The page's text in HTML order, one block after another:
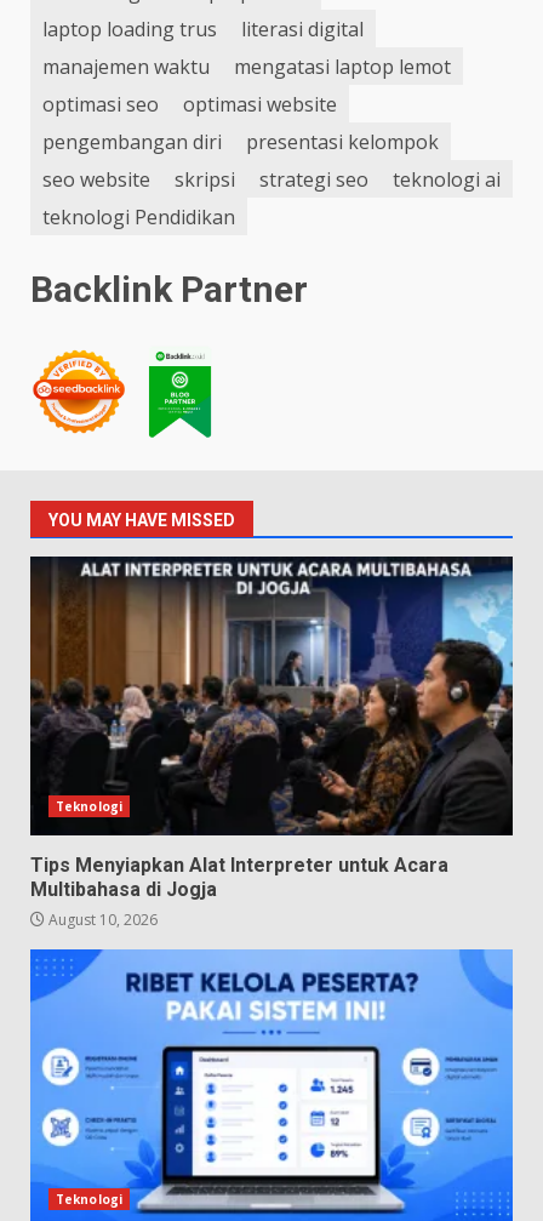
laptop loading trus
literasi digital
manajemen waktu
mengatasi laptop lemot
optimasi seo
optimasi website
pengembangan diri
presentasi kelompok
seo website
skripsi strategi seo
teknologi ai
teknologi Pendidikan
Backlink Partner
YOU MAY HAVE MISSED
Teknologi
Tips Menyiapkan Alat Interpreter untuk Acara
Multibahasa di Jogja
August 10, 2026
Teknologi